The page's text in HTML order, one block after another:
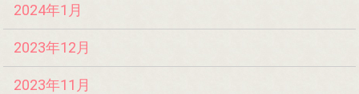
2024年1月
2023年12月
2023年11月